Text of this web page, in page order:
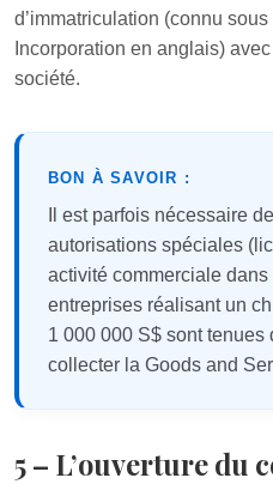
d’immatriculation (connu
Incorporation en anglais)
société.
BON À SAVOIR :
Il est parfois nécessaire
autorisations spéciales
activité commerciale
entreprises réalisant un
1 000 000 S$ sont tenues
collecter la Goods and
5 – L’ouverture du